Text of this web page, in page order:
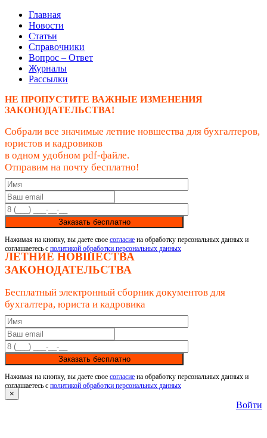
Главная
Новости
Статьи
Справочники
Вопрос – Ответ
Журналы
Рассылки
НЕ ПРОПУСТИТЕ ВАЖНЫЕ ИЗМЕНЕНИЯ
ЗАКОНОДАТЕЛЬСТВА!
Собрали все значимые летние новшества для бухгалтеров,
юристов и кадровиков
в одном удобном pdf-файле.
Отправим на почту бесплатно!
Заказать бесплатно
Нажимая на кнопку, вы даете свое согласие на обработку персональных данных и
соглашаетесь с политикой обработки персональных данных
ЛЕТНИЕ НОВШЕСТВА
ЗАКОНОДАТЕЛЬСТВА
Бесплатный электронный сборник документов для
бухгалтера, юриста и кадровика
Заказать бесплатно
Нажимая на кнопку, вы даете свое согласие на обработку персональных данных и
соглашаетесь с политикой обработки персональных данных
×
Войти